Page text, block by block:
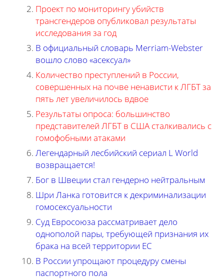
Проект по мониторингу убийств
трансгендеров опубликовал результаты
исследования за год
В официальный словарь Merriam-Webster
вошло слово «асексуал»
Количество преступлений в России,
совершенных на почве ненависти к ЛГБТ за
пять лет увеличилось вдвое
Результаты опроса: большинство
представителей ЛГБТ в США сталкивались с
гомофобными атаками
Легендарный лесбийский сериал L World
возвращается!
Бог в Швеции стал гендерно нейтральным
Шри Ланка готовится к декриминализации
гомосексуальности
Суд Евросоюза рассматривает дело
однополой пары, требующей признания их
брака на всей территории ЕС
В России упрощают процедуру смены
паспортного пола